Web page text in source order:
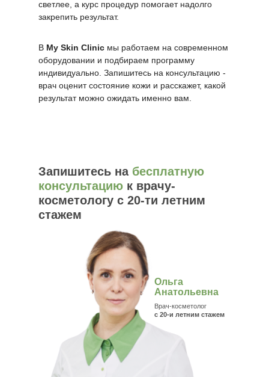
светлее, а курс процедур помогает надолго
закрепить результат.
В My Skin Clinic мы работаем на современном
оборудовании и подбираем программу
индивидуально. Запишитесь на консультацию -
врач оценит состояние кожи и расскажет, какой
результат можно ожидать именно вам.
Запишитесь на бесплатную
консультацию к врачу-
косметологу с 20-ти летним
стажем
Ольга
Анатольевна
Врач-косметолог
с 20-и летним стажем